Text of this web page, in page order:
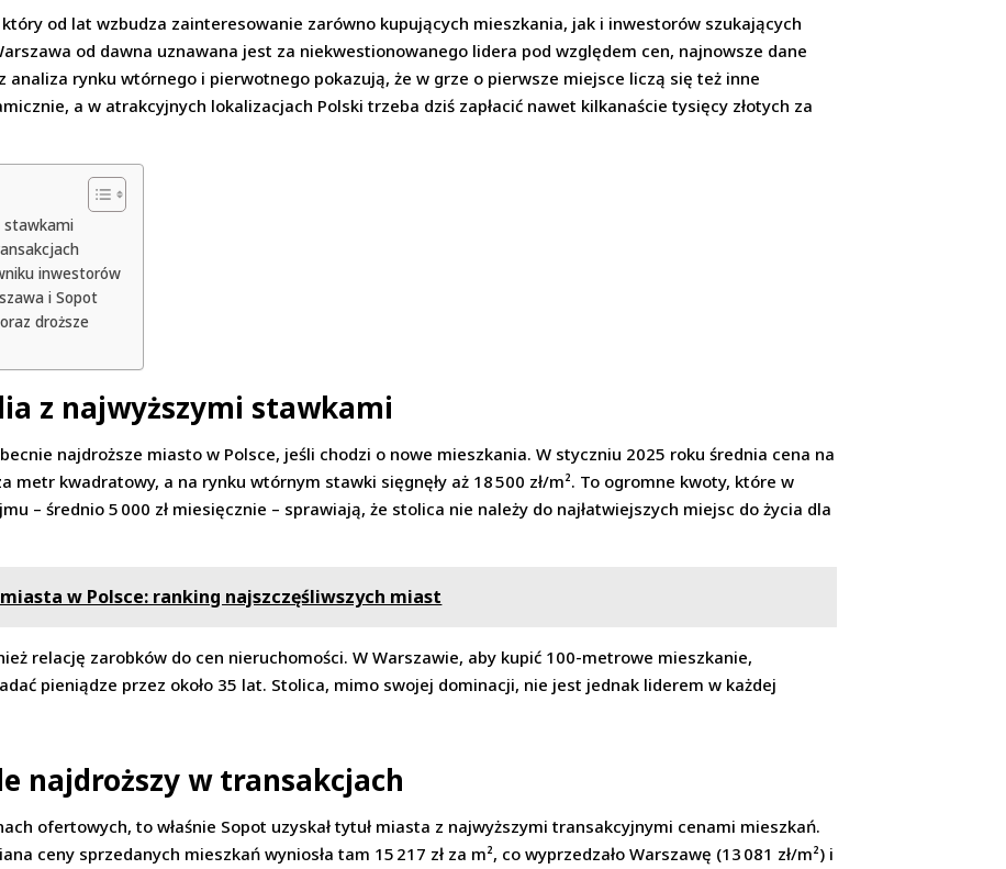
od lat wzbudza zainteresowanie zarówno kupujących mieszkania, jak i inwestorów szukających
od dawna uznawana jest za niekwestionowanego lidera pod względem cen, najnowsze dane
analiza rynku wtórnego i pierwotnego pokazują, że w grze o pierwsze miejsce liczą się też inne
a w atrakcyjnych lokalizacjach Polski trzeba dziś zapłacić nawet kilkanaście tysięcy złotych za
stawkami
inwestorów
i Sopot
droższe
z najwyższymi stawkami
najdroższe miasto w Polsce, jeśli chodzi o nowe mieszkania. W styczniu 2025 roku średnia cena na
metr kwadratowy, a na rynku wtórnym stawki sięgnęły aż 18 500 zł/m². To ogromne kwoty, które w
– średnio 5 000 zł miesięcznie – sprawiają, że stolica nie należy do najłatwiejszych miejsc do życia dla
w Polsce: ranking najszczęśliwszych miast
relację zarobków do cen nieruchomości. W Warszawie, aby kupić 100-metrowe mieszkanie,
pieniądze przez około 35 lat. Stolica, mimo swojej dominacji, nie jest jednak liderem w każdej
najdroższy w transakcjach
ofertowych, to właśnie Sopot uzyskał tytuł miasta z najwyższymi transakcyjnymi cenami mieszkań.
ceny sprzedanych mieszkań wyniosła tam 15 217 zł za m², co wyprzedzało Warszawę (13 081 zł/m²) i